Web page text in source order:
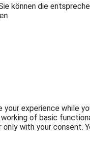
können die
experience while
of basic
only with your